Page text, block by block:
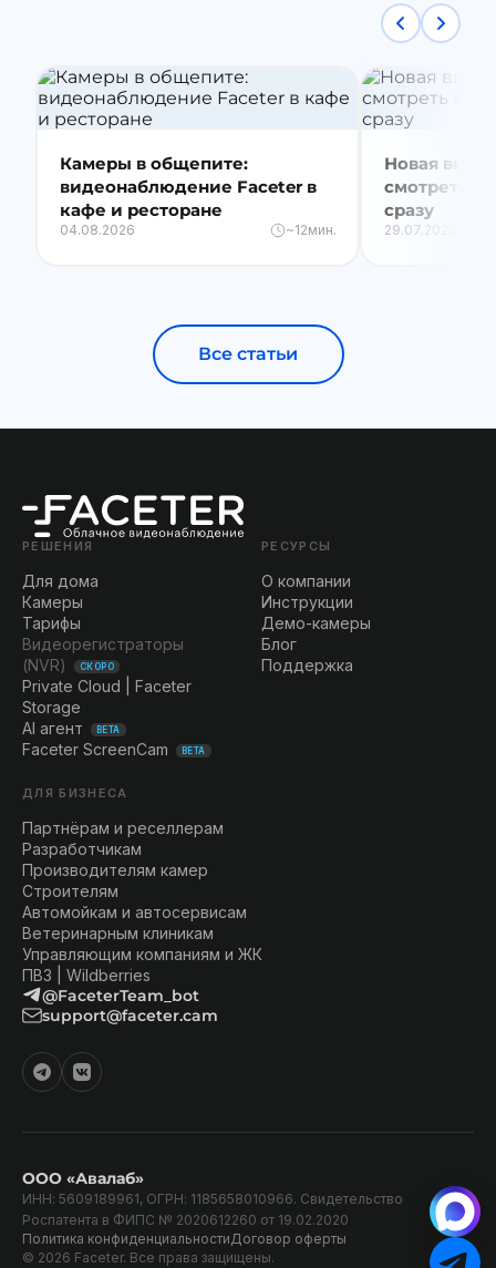
Камеры в общепите:
видеонаблюдение Faceter в
кафе и ресторане
04.08.2026 ~12мин.
Новая
смотреть
сразу
29.07.2026
Все статьи
РЕШЕНИЯ
Для дома
Камеры
Тарифы
Видеорегистраторы
(NVR)
СКОРО
Private Cloud | Faceter
Storage
AI агент
BETA
Faceter ScreenCam BETA
РЕСУРСЫ
О компании
Инструкции
Демо-камеры
Блог
Поддержка
ДЛЯ БИЗНЕСА
Партнёрам и реселлерам
Разработчикам
Производителям камер
Строителям
Автомойкам и автосервисам
Ветеринарным клиникам
Управляющим компаниям и ЖК
ПВЗ | Wildberries
@FaceterTeam_bot
support@faceter.cam
ООО «Авалаб»
ИНН: 5609189961, ОГРН: 1185658010966. Свидетельство
Роспатента в ФИПС № 2020612260 от 19.02.2020
Политика конфиденциальности Договор оферты
© 2026 Faceter. Все права защищены.